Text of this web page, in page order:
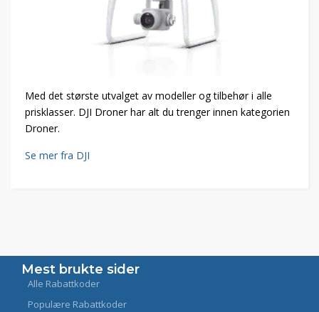
Med det største utvalget av modeller og tilbehør i alle
prisklasser. DJI Droner har alt du trenger innen kategorien
Droner.
Se mer fra DJI
Mest brukte sider
Alle Rabattkoder
Populære Rabattkoder